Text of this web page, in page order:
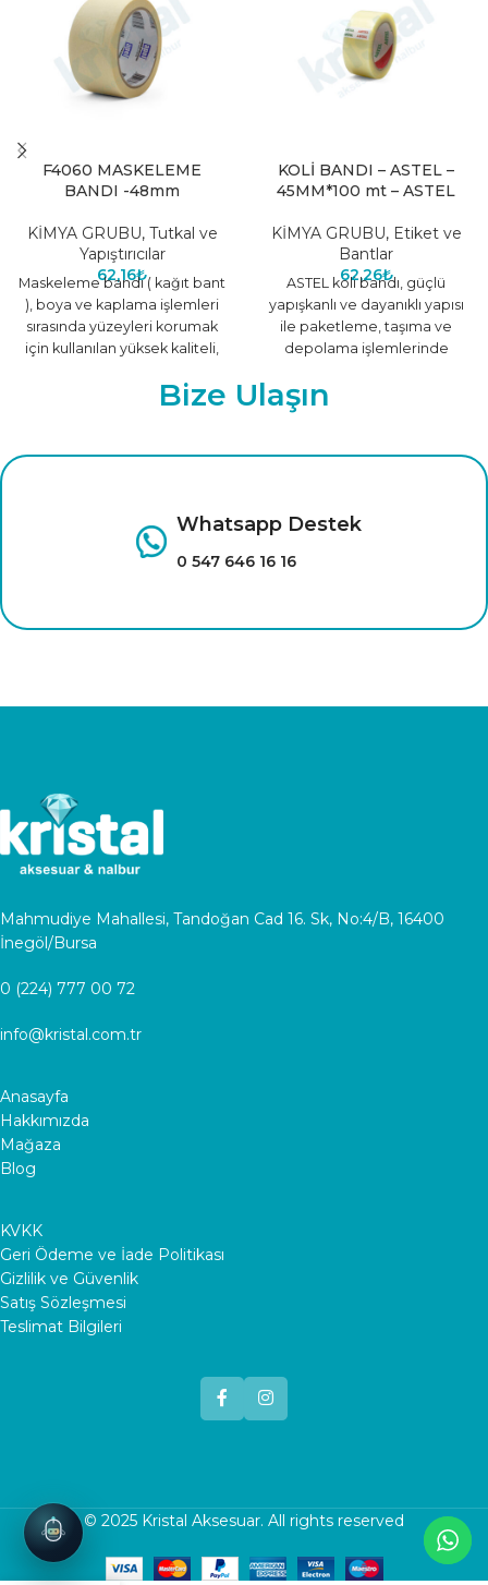
F4060 MASKELEME
BANDI -48mm
KİMYA GRUBU, Tutkal ve
Yapıştırıcılar
62,16₺
Maskeleme bandı ( kağıt bant
), boya ve kaplama işlemleri
sırasında yüzeyleri korumak
için kullanılan yüksek kaliteli,
KOLİ BANDI – ASTEL –
45MM*100 mt – ASTEL
KİMYA GRUBU, Etiket ve
Bantlar
62,26₺
ASTEL koli bandı, güçlü
yapışkanlı ve dayanıklı yapısı
ile paketleme, taşıma ve
depolama işlemlerinde
uygulanabilir ve
Bize Ulaşın
Whatsapp Destek
0 547 646 16 16
Mahmudiye Mahallesi, Tandoğan Cad 16. Sk, No:4/B, 16400
İnegöl/Bursa
0 (224) 777 00 72
info@kristal.com.tr
Anasayfa
Hakkımızda
Mağaza
Blog
KVKK
Geri Ödeme ve İade Politikası
Gizlilik ve Güvenlik
Satış Sözleşmesi
Teslimat Bilgileri
© 2025 Kristal Aksesuar. All rights reserved